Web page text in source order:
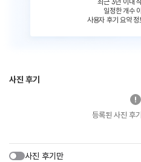
최근 3년 이내
일정한 개수
사용자 후기 요약
사진 후기
등록된 사진 후
사진 후기만